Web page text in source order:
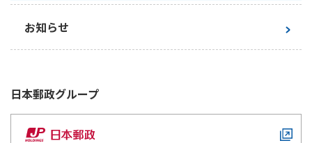
お知らせ
日本郵政グループ